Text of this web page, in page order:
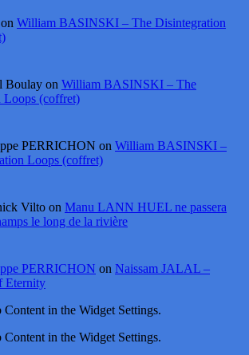
William BASINSKI – The Disintegration
Boulay on William BASINSKI – The
Loops (coffret)
PERRICHON on William BASINSKI –
Loops (coffret)
Vilto on Manu LANN HUEL ne passera
le long de la rivière
PERRICHON on Naissam JALAL –
Eternity
Content in the Widget Settings.
Content in the Widget Settings.